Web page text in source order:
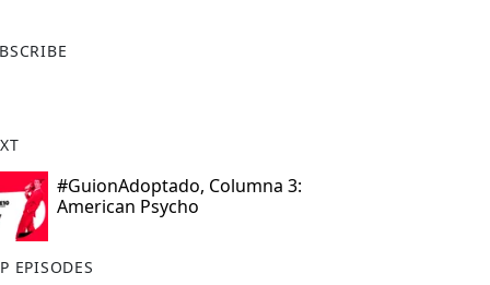
#GuionAdoptado, Columna 3:
American Psycho
EPISODES